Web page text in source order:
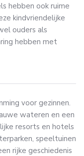
hebben ook ruime
kindvriendelijke
ouders als
hebben met
voor gezinnen.
wateren en een
resorts en hotels
speeltuinen
rijke geschiedenis